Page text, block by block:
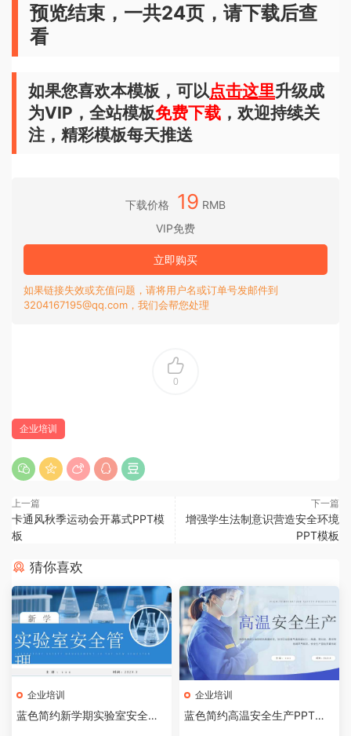
预览结束，一共24页，请下载后查
看
如果您喜欢本模板，可以点击这里升级成
为VIP，全站模板免费下载 ，欢迎持续关
注，精彩模板每天推送
下载价格 19 RMB
VIP免费
立即购买
如果链接失效或充值问题，请将用户名或订单号发邮件到
3204167195@qq.com，我们会帮您处理
0
企业培训
上一篇
卡通风秋季运动会开幕式PPT模
板
下一篇
增强学生法制意识营造安全环境
PPT模板
猜你喜欢
企业培训
蓝色简约新学期实验室安全管
企业培训
蓝色简约高温安全生产PPT模